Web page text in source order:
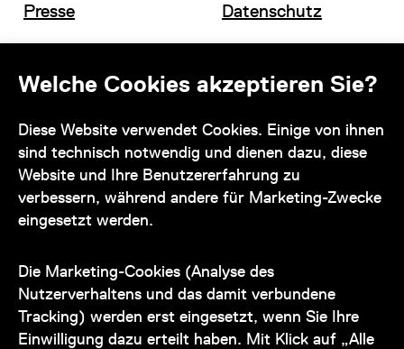
Welche Cookies akzeptieren Sie?
Diese Website verwendet Cookies. Einige von ihnen
sind technisch notwendig und dienen dazu, diese
Website und Ihre Benutzererfahrung zu
verbessern, während andere für Marketing-Zwecke
eingesetzt werden.
Die Marketing-Cookies (Analyse des
Nutzerverhaltens und das damit verbundene
Tracking) werden erst eingesetzt, wenn Sie Ihre
Einwilligung dazu erteilt haben. Mit Klick auf „Alle
Presse
Datenschutz
Kontakt
auch telefonisch zur Verfügung:
+43 1 505 87 47 85173